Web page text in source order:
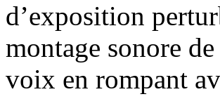
d’exposition
montage sonore
voix en rompant